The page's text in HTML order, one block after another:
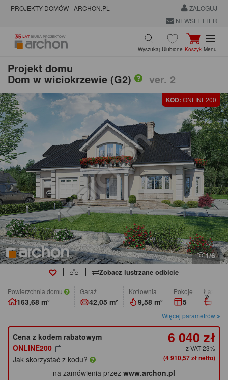
PROJEKTY DOMÓW - ARCHON.PL
ZALOGUJ
NEWSLETTER
Wyszukaj Ulubione Koszyk Menu
Projekt domu
Dom w wiciokrzewie (G2) ver. 2
KOD: ONLINE200
1/6
Zobacz lustrzane odbicie
Powierzchnia domu
163,68 m²
Garaż
42,05 m²
Kotłownia
9,58 m²
pokoje
5
Więcej parametrów
Cena z kodem rabatowym
ONLINE200
Jak skorzystać z kodu?
6 040 zł
z VAT 23%
(4 910,57 zł netto)
na zamówienia przez www.archon.pl